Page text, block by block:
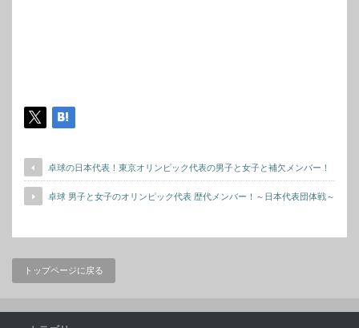
卓球の日本代表！東京オリンピック代表の男子と女子と補欠メンバー！
卓球 男子と女子のオリンピック代表 歴代メンバー！～日本代表団体戦～
トップページに戻る